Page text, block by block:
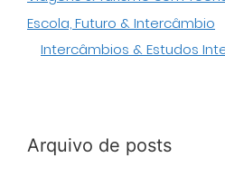
Escola, Futuro & Intercâmbio
Intercâmbios & Estudos
Arquivo de posts